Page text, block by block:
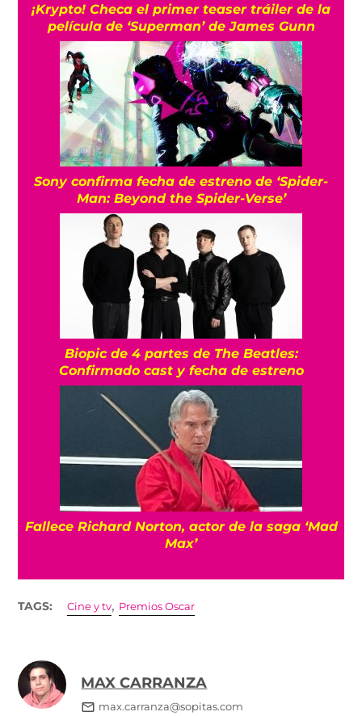
¡Krypto! Checa el primer teaser tráiler de la
película de ‘Superman’ de James Gunn
Sony confirma fecha de estreno de ‘Spider-
Man: Beyond the Spider-Verse’
Biopic de 4 partes de The Beatles:
Confirmado cast y fecha de estreno
Fallece Richard Norton, actor de la saga ‘Mad
Max’
TAGS: Cine y tv, Premios Oscar
MAX CARRANZA
max.carranza@sopitas.com